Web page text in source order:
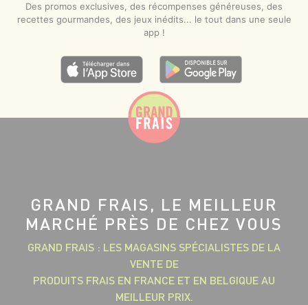
Des promos exclusives, des récompenses généreuses, des
recettes gourmandes, des jeux inédits... le tout dans une seule
app !
GRAND FRAIS, LE MEILLEUR
MARCHÉ PRÈS DE CHEZ VOUS
GRAND FRAIS : LES MAGASINS SPÉCIALISTES DE LA
VENTE DE
PRODUITS FRAIS EN FRANCE ET EN BELGIQUE AU
MEILLEUR PRIX.